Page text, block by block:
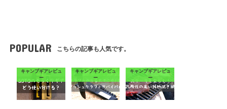
POPULAR こちらの記事も人気です。
キャンプギアレビュ
ー
キャンプギアレビュ
ー
キャンプギアレビュ
ー